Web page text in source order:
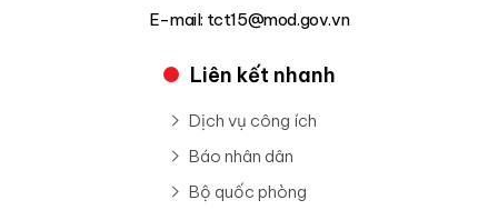
E-mail: tct15@mod.gov.vn
Liên kết nhanh
Dịch vụ công ích
Báo nhân dân
Bộ quốc phòng